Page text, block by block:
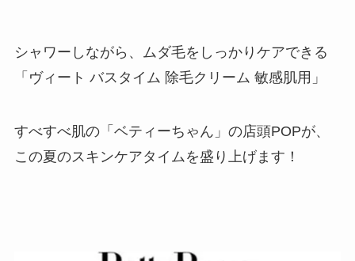
シャワーしながら、ムダ毛をしっかりケアできる
「ヴィート バスタイム 除毛クリーム 敏感肌用」
すべすべ肌の「ベティーちゃん」の店頭POPが、
この夏のスキンケアタイムを盛り上げます！